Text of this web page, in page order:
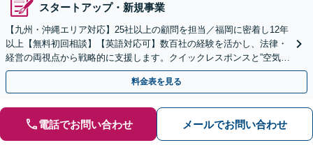
スタートアップ・新規事業
【九州・沖縄エリア対応】25社以上の顧問を担当／福岡に密着し12年
以上【無料初回相談】【英語対応可】数百社の経験を活かし、法律・
経営の両視点から戦略的に支援します。クイックレスポンスと”空気を
読む”法務に注力。コンプライアンス講師の実績多数
料金表を見る
電話でお問い合わせ メールでお問い合わせ